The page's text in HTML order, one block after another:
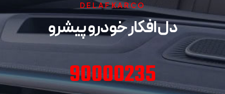
DELAFKARCO
دل افکار خودرو پیشرو
90000235